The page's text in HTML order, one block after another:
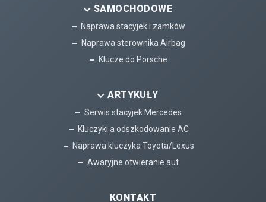
SAMOCHODOWE
Naprawa stacyjek i zamków
Naprawa sterownika Airbag
Klucze do Porsche
ARTYKUŁY
Serwis stacyjek Mercedes
Kluczyki a odszkodowanie AC
Naprawa kluczyka Toyota/Lexus
Awaryjne otwieranie aut
KONTAKT